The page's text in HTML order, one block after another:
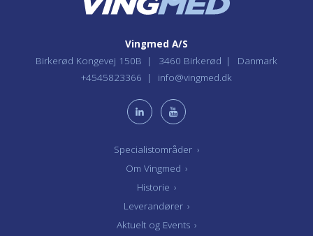
Specialistområder ›
Om Vingmed ›
Historie ›
Leverandører ›
Aktuelt og Events ›
Vingmed A/S
Birkerød Kongevej 150B
3460 Birkerød
Danmark
+4545823366
info@vingmed.dk